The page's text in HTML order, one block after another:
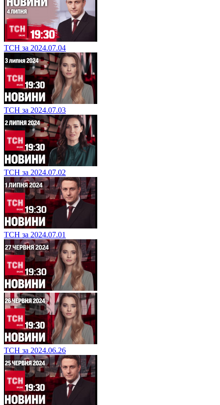
ТСН за 2024.07.04
ТСН за 2024.07.03
ТСН за 2024.07.02
ТСН за 2024.07.01
ТСН за 2024.06.26